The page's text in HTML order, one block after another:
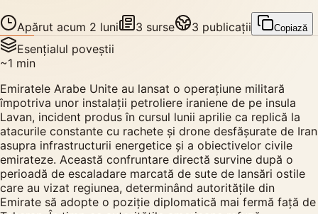
Apărut acum 2 luni 3 surse 3 publicații Copiază
Esențialul poveștii
~1 min
Emiratele Arabe Unite au lansat o operațiune militară
împotriva unor instalații petroliere iraniene de pe insula
Lavan, incident produs în cursul lunii aprilie ca replică la
atacurile constante cu rachete și drone desfășurate de Iran
asupra infrastructurii energetice și a obiectivelor civile
emirateze. Această confruntare directă survine după o
perioadă de escaladare marcată de sute de lansări ostile
care au vizat regiunea, determinând autoritățile din
Emirate să adopte o poziție diplomatică mai fermă față de